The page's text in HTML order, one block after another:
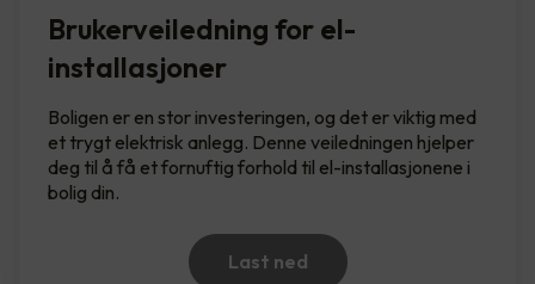
Brukerveiledning for el-
installasjoner
Boligen er en stor investeringen, og det er viktig med
et trygt elektrisk anlegg. Denne veiledningen hjelper
deg til å få et fornuftig forhold til el-installasjonene i
bolig din.
Last ned